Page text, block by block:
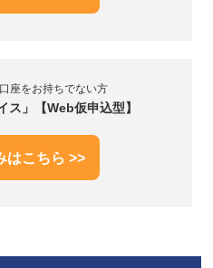
座をお持ちでない方
ス」【Web仮申込型】
はこちら >>